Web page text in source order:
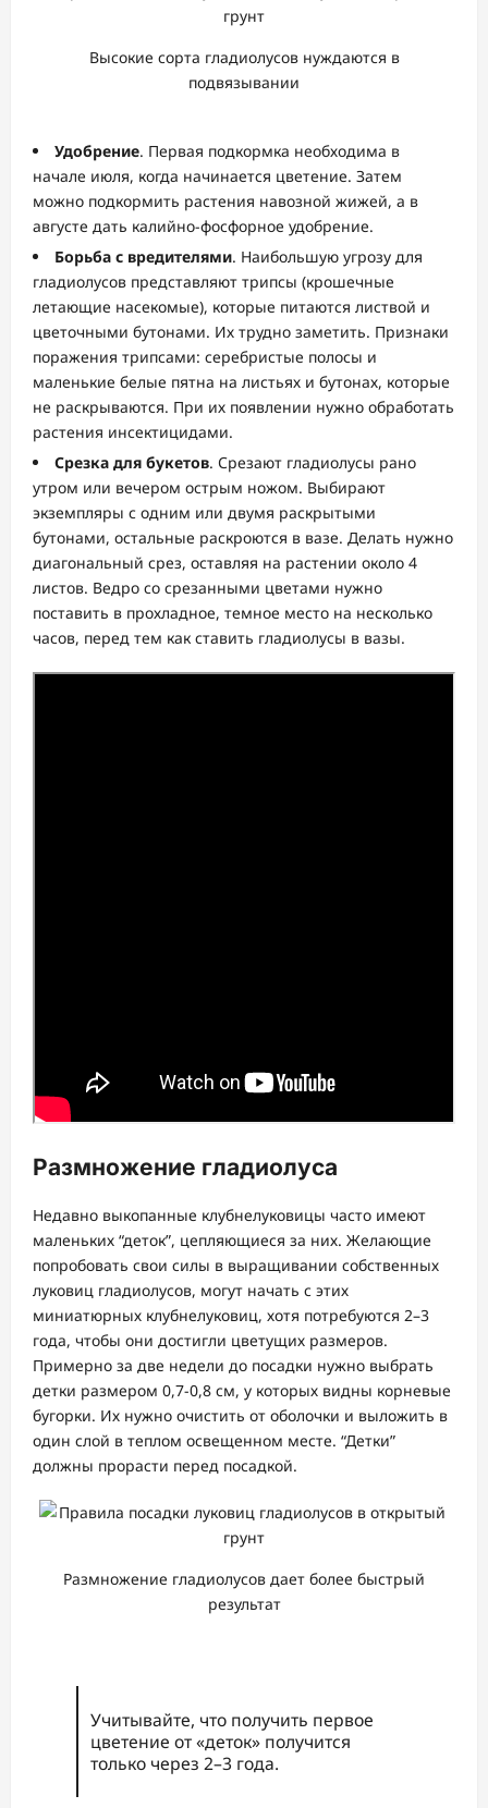
Высокие сорта гладиолусов нуждаются в
подвязывании
Удобрение. Первая подкормка необходима в
начале июля, когда начинается цветение. Затем
можно подкормить растения навозной жижей, а в
августе дать калийно-фосфорное удобрение.
Борьба с вредителями. Наибольшую угрозу для
гладиолусов представляют трипсы (крошечные
летающие насекомые), которые питаются листвой и
цветочными бутонами. Их трудно заметить. Признаки
поражения трипсами: серебристые полосы и
маленькие белые пятна на листьях и бутонах, которые
не раскрываются. При их появлении нужно обработать
растения инсектицидами.
Срезка для букетов. Срезают гладиолусы рано
утром или вечером острым ножом. Выбирают
экземпляры с одним или двумя раскрытыми
бутонами, остальные раскроются в вазе. Делать нужно
диагональный срез, оставляя на растении около 4
листов. Ведро со срезанными цветами нужно
поставить в прохладное, темное место на несколько
часов, перед тем как ставить гладиолусы в вазы.
Размножение гладиолуса
Недавно выкопанные клубнелуковицы часто имеют
маленьких “деток”, цепляющиеся за них. Желающие
попробовать свои силы в выращивании собственных
луковиц гладиолусов, могут начать с этих
миниатюрных клубнелуковиц, хотя потребуются 2–3
года, чтобы они достигли цветущих размеров.
Примерно за две недели до посадки нужно выбрать
детки размером 0,7-0,8 см, у которых видны корневые
бугорки. Их нужно очистить от оболочки и выложить в
один слой в теплом освещенном месте. “Детки”
должны прорасти перед посадкой.
Размножение гладиолусов дает более быстрый
результат
Учитывайте, что получить первое
цветение от «деток» получится
только через 2–3 года.